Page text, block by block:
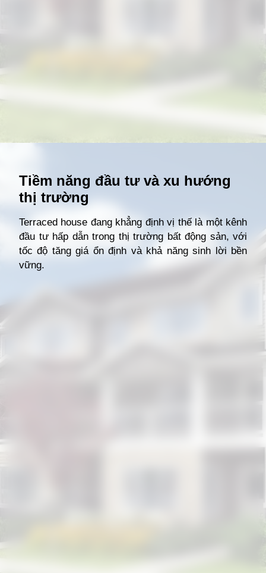
Tiềm năng đầu tư và xu hướng
thị trường
Terraced house đang khẳng định vị thế là một kênh
đầu tư hấp dẫn trong thị trường bất động sản, với
tốc độ tăng giá ổn định và khả năng sinh lời bền
vững.